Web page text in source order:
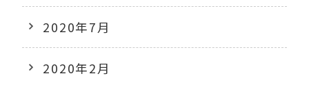
2020年7月
2020年2月